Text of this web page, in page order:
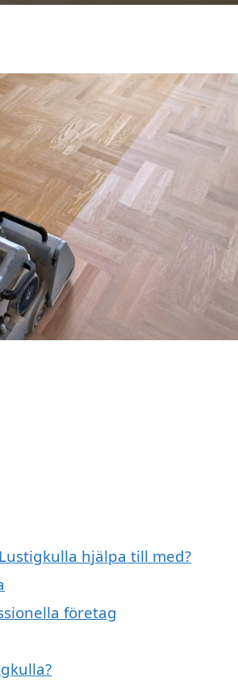
hjälpa till med?
företag